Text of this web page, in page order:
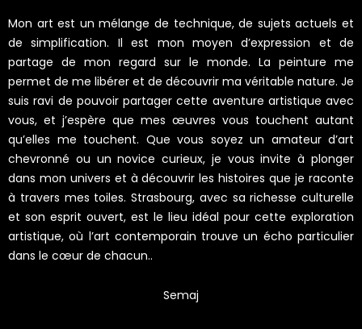
Mon art est un mélange de technique, de sujets actuels et
de simplification. Il est mon moyen d’expression et de
partage de mon regard sur le monde. La peinture me
permet de me libérer et de découvrir ma véritable nature. Je
suis ravi de pouvoir partager cette aventure artistique avec
vous, et j’espère que mes œuvres vous touchent autant
qu’elles me touchent. Que vous soyez un amateur d’art
chevronné ou un novice curieux, je vous invite à plonger
dans mon univers et à découvrir les histoires que je raconte
à travers mes toiles. Strasbourg, avec sa richesse culturelle
et son esprit ouvert, est le lieu idéal pour cette exploration
artistique, où l’art contemporain trouve un écho particulier
dans le cœur de chacun..
Semaj